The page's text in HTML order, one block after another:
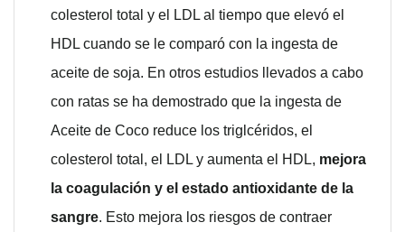
colesterol total y el LDL al tiempo que elevó el
HDL cuando se le comparó con la ingesta de
aceite de soja. En otros estudios llevados a cabo
con ratas se ha demostrado que la ingesta de
Aceite de Coco reduce los triglcéridos, el
colesterol total, el LDL y aumenta el HDL, mejora
la coagulación y el estado antioxidante de la
sangre. Esto mejora los riesgos de contraer